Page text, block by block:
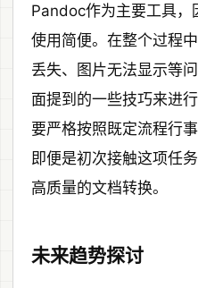
Pandoc作为主要工具，
使用简便。在整个过程
丢失、图片无法显示等
面提到的一些技巧来进
要严格按照既定流程行
即便是初次接触这项任
高质量的文档转换。
未来趋势探讨